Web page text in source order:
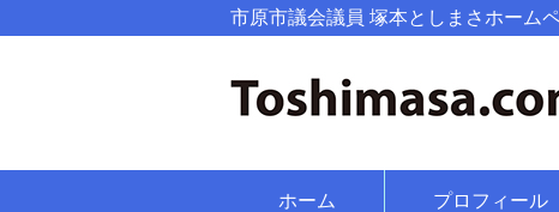
市原市議会議員 塚本としまさホーム
ホーム
プロフィール